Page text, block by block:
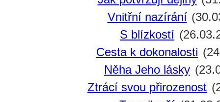
Vnitřní nazírání
S blízkostí
Cesta k dokonalosti
Něha Jeho lásky
Ztrácí svou přirozenost